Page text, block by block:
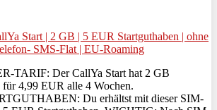
Start | 2 GB | 5 EUR Startguthaben | ohne
SMS-Flat | EU-Roaming
TARIF: Der CallYa Start hat 2 GB
4,99 EUR alle 4 Wochen.
Du erhältst mit dieser SIM-